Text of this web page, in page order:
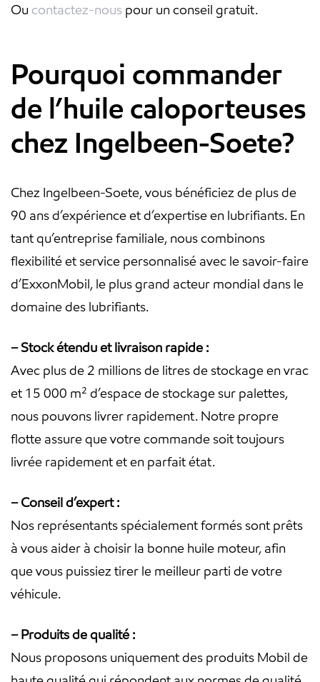
Ou contactez-nous pour un conseil gratuit.
Pourquoi commander
de l’huile caloporteuses
chez Ingelbeen-Soete?
Chez Ingelbeen-Soete, vous bénéficiez de plus de
90 ans d’expérience et d’expertise en lubrifiants. En
tant qu’entreprise familiale, nous combinons
flexibilité et service personnalisé avec le savoir-faire
d’ExxonMobil, le plus grand acteur mondial dans le
domaine des lubrifiants.
– Stock étendu et livraison rapide :
Avec plus de 2 millions de litres de stockage en vrac
et 15 000 m² d’espace de stockage sur palettes,
nous pouvons livrer rapidement. Notre propre
flotte assure que votre commande soit toujours
livrée rapidement et en parfait état.
– Conseil d’expert :
Nos représentants spécialement formés sont prêts
à vous aider à choisir la bonne huile moteur, afin
que vous puissiez tirer le meilleur parti de votre
véhicule.
– Produits de qualité :
Nous proposons uniquement des produits Mobil de